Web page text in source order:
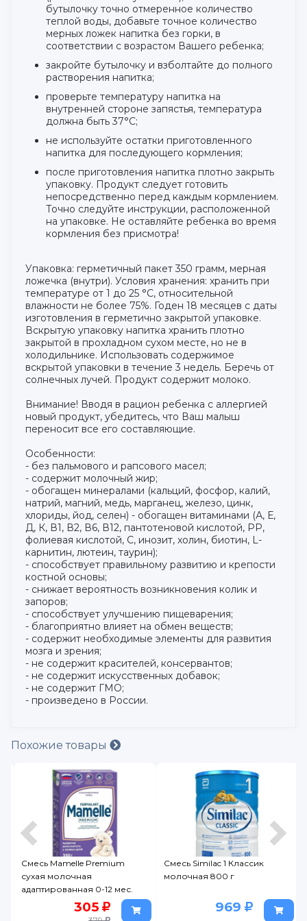
бутылочку точно отмеренное количество
теплой воды, добавьте точное количество
мерных ложек напитка без горки, в
соответствии с возрастом Вашего ребенка;
закройте бутылочку и взболтайте до полного
растворения напитка;
проверьте температуру напитка на
внутренней стороне запястья, температура
должна быть 37°С;
не используйте остатки приготовленного
напитка для последующего кормления;
после приготовления напитка плотно закрыть
упаковку. Продукт следует готовить
непосредственно перед каждым кормлением.
Точно следуйте инструкции, расположенной
на упаковке. Не оставляйте ребенка во время
кормления без присмотра!
Упаковка: герметичный пакет 350 грамм, мерная
ложечка (внутри). Условия хранения: хранить при
температуре от 1 до 25 °С, относительной
влажности не более 75%. Годен 18 месяцев с даты
изготовления в герметично закрытой упаковке.
Вскрытую упаковку напитка хранить плотно
закрытой в прохладном сухом месте, но не в
холодильнике. Использовать содержимое
вскрытой упаковки в течение 3 недель. Беречь от
солнечных лучей. Продукт содержит молоко.
Внимание! Вводя в рацион ребенка с аллергией
новый продукт, убедитесь, что Ваш малыш
переносит все его составляющие.
Особенности:
- без пальмового и рапсового масел;
- содержит молочный жир;
- обогащен минералами (кальций, фосфор, калий,
натрий, магний, медь, марганец, железо, цинк,
хлориды, йод, селен) - обогащен витаминами (А, Е,
Д, К, В1, В2, В6, В12, пантотеновой кислотой, РР,
фолиевая кислотой, С, инозит, холин, биотин, L-
карнитин, лютеин, таурин);
- способствует правильному развитию и крепости
костной основы;
- снижает вероятность возникновения колик и
запоров;
- способствует улучшению пищеварения;
- благоприятно влияет на обмен веществ;
- содержит необходимые элементы для развития
мозга и зрения;
- не содержит красителей, консервантов;
- не содержит искусственных добавок;
- не содержит ГМО;
- произведено в России.
Похожие товары
Смесь Mamelle Premium
сухая молочная
адаптированная 0-12 мес.
305
Смесь Similac 1 Классик
молочная 800 г
969